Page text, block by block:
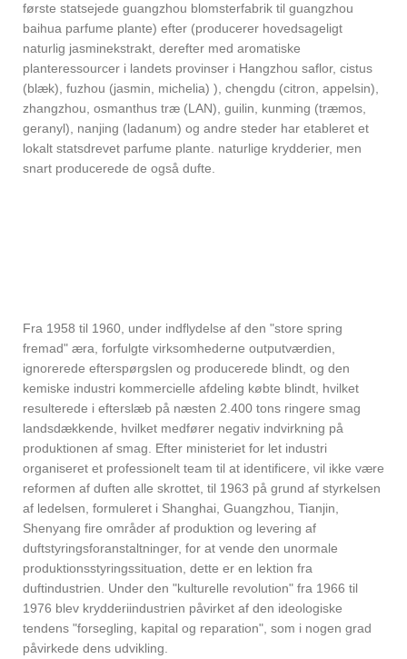
første statsejede guangzhou blomsterfabrik til guangzhou
baihua parfume plante) efter (producerer hovedsageligt
naturlig jasminekstrakt, derefter med aromatiske
planteressourcer i landets provinser i Hangzhou saflor, cistus
(blæk), fuzhou (jasmin, michelia) ), chengdu (citron, appelsin),
zhangzhou, osmanthus træ (LAN), guilin, kunming (træmos,
geranyl), nanjing (ladanum) og andre steder har etableret et
lokalt statsdrevet parfume plante. naturlige krydderier, men
snart producerede de også dufte.
Fra 1958 til 1960, under indflydelse af den "store spring
fremad" æra, forfulgte virksomhederne outputværdien,
ignorerede efterspørgslen og producerede blindt, og den
kemiske industri kommercielle afdeling købte blindt, hvilket
resulterede i efterslæb på næsten 2.400 tons ringere smag
landsdækkende, hvilket medfører negativ indvirkning på
produktionen af ​​smag. Efter ministeriet for let industri
organiseret et professionelt team til at identificere, vil ikke være
reformen af ​​duften alle skrottet, til 1963 på grund af styrkelsen
af ​​ledelsen, formuleret i Shanghai, Guangzhou, Tianjin,
Shenyang fire områder af produktion og levering af
duftstyringsforanstaltninger, for at vende den unormale
produktionsstyringssituation, dette er en lektion fra
duftindustrien. Under den "kulturelle revolution" fra 1966 til
1976 blev krydderiindustrien påvirket af den ideologiske
tendens "forsegling, kapital og reparation", som i nogen grad
påvirkede dens udvikling.